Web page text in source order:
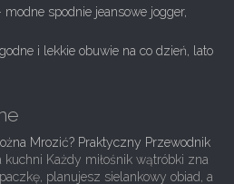
spodnie jeansowe jogger,
i lekkie obuwie na co dzień, lato
Mrozić? Praktyczny Przewodnik
kuchni Każdy miłośnik wątróbki zna
planujesz sielankowy obiad, a